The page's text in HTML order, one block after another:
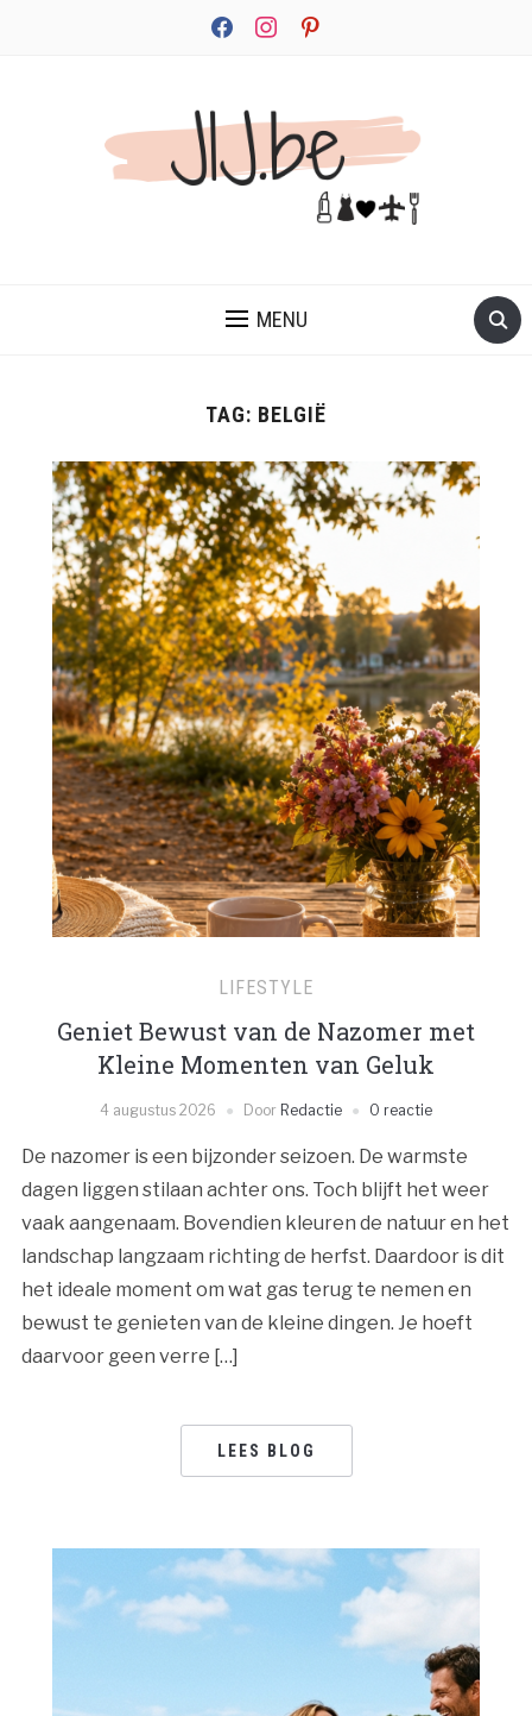
facebookinstagrampinterest
MENU
TAG: BELGIË
LIFESTYLE
Geniet Bewust van de Nazomer met
Kleine Momenten van Geluk
4 augustus 2026 Door Redactie 0 reactie
De nazomer is een bijzonder seizoen. De warmste
dagen liggen stilaan achter ons. Toch blijft het weer
vaak aangenaam. Bovendien kleuren de natuur en het
landschap langzaam richting de herfst. Daardoor is dit
het ideale moment om wat gas terug te nemen en
bewust te genieten van de kleine dingen. Je hoeft
daarvoor geen verre […]
LEES BLOG